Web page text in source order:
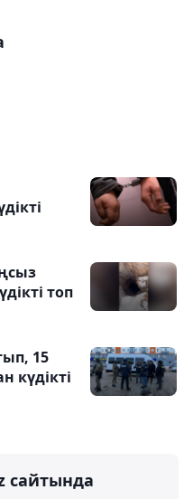
топ
15
күдікті
сайтында